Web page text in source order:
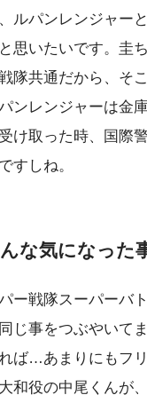
ルパンレンジャー
思いたいです。圭
隊共通だから、そ
ンレンジャーは金
け取った時、国際
すしね。
な気になった
ー戦隊スーパーバ
じ事をつぶやいて
ば…あまりにもフ
和役の中尾くんが